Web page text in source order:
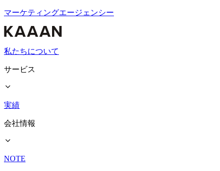
マーケティングエージェンシー
私たちについて
サービス
実績
会社情報
NOTE